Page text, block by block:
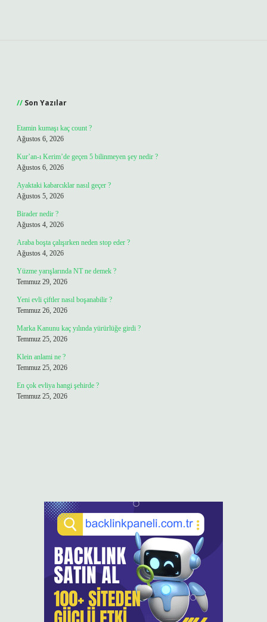
Son Yazılar
Etamin kumaşı kaç count ?
Ağustos 6, 2026
Kur’an-ı Kerim’de geçen 5 bilinmeyen şey nedir ?
Ağustos 6, 2026
Ayaktaki kabarcıklar nasıl geçer ?
Ağustos 5, 2026
Birader nedir ?
Ağustos 4, 2026
Araba boşta çalışırken neden stop eder ?
Ağustos 4, 2026
Yüzme yarışlarında NT ne demek ?
Temmuz 29, 2026
Yeni evli çiftler nasıl boşanabilir ?
Temmuz 26, 2026
Marka Kanunu kaç yılında yürürlüğe girdi ?
Temmuz 25, 2026
Klein anlami ne ?
Temmuz 25, 2026
En çok evliya hangi şehirde ?
Temmuz 25, 2026